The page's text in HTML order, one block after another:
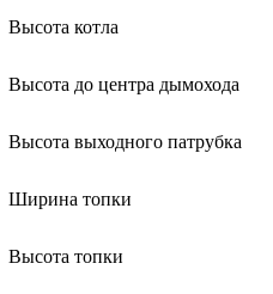
Высота котла
Высота до центра дымохода
Высота выходного патрубка
Ширина топки
Высота топки